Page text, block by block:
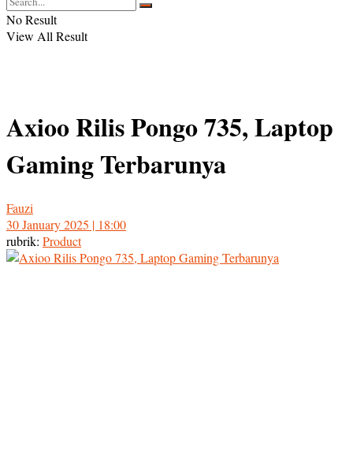
No Result
View All Result
Axioo Rilis Pongo 735, Laptop
Gaming Terbarunya
Fauzi
30 January 2025 | 18:00
rubrik: Product